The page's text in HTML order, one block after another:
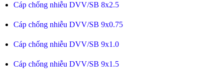
Cáp chống nhiễu DVV/SB 8x2.5
Cáp chống nhiễu DVV/SB 9x0.75
Cáp chống nhiễu DVV/SB 9x1.0
Cáp chống nhiễu DVV/SB 9x1.5